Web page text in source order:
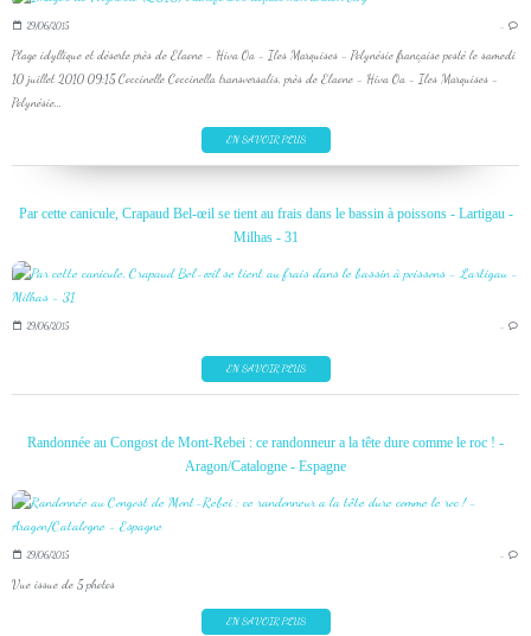
29/06/2015 …
Plage idyllique et déserte près de Elaone - Hiva Oa - Iles Marquises - Polynésie française posté le samedi
10 juillet 2010 09:15 Coccinelle Coccinella transversalis, près de Elaone - Hiva Oa - Iles Marquises -
Polynésie...
EN SAVOIR PLUS
Par cette canicule, Crapaud Bel-œil se tient au frais dans le bassin à poissons - Lartigau -
Milhas - 31
29/06/2015 …
EN SAVOIR PLUS
Randonnée au Congost de Mont-Rebei : ce randonneur a la tête dure comme le roc ! -
Aragon/Catalogne - Espagne
29/06/2015 …
Vue issue de 5 photos
EN SAVOIR PLUS